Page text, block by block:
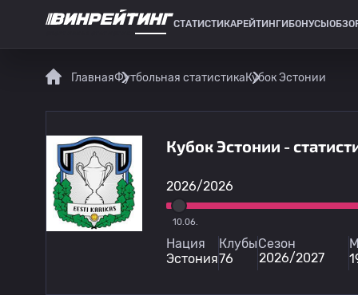
СТАТИСТИКАРЕЙТИНГИ БОНУСЫ
ГлавнаяФутбольная статистикаКубок Эстонии
Кубок Эстонии -
2026/2026
10.06.
Нация
Эстония
Клубы
76
Сезон
2026/2027